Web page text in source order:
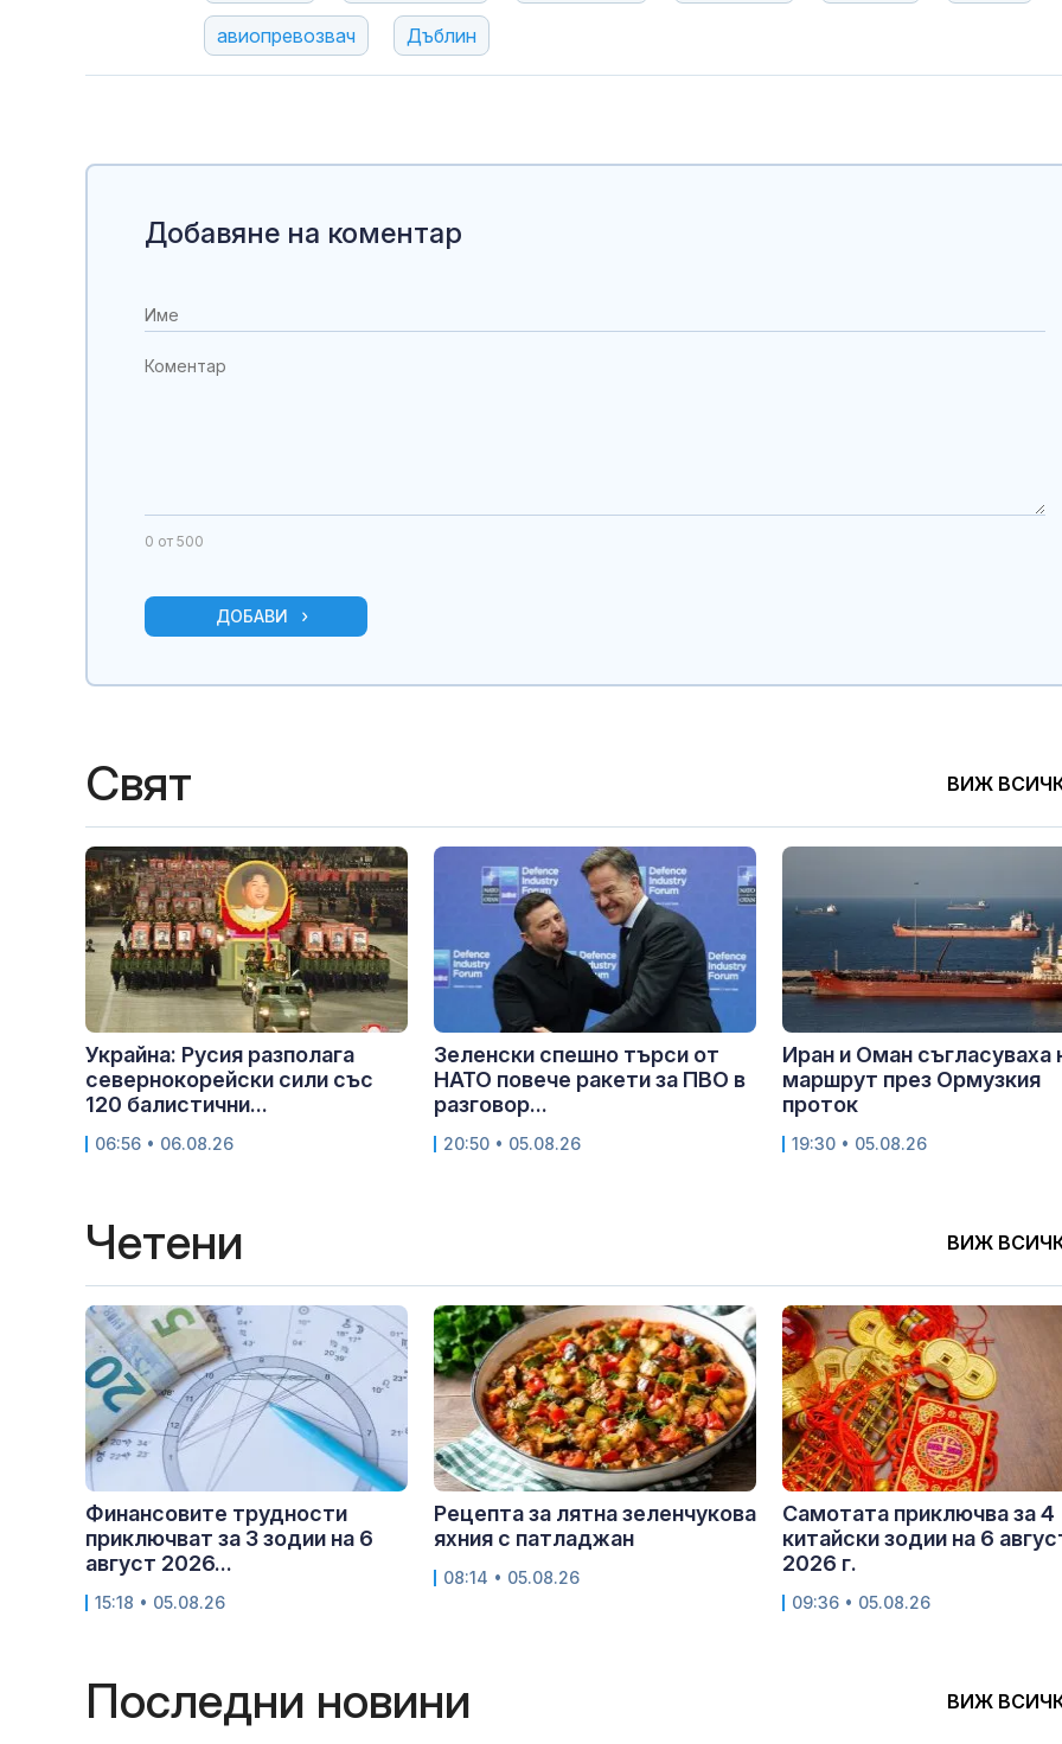
авиопревозвач Дъблин
Добавяне на коментар
0 от 500
ДОБАВИ
Свят ВИЖ
Украйна: Русия разполага
севернокорейски сили със
120 балистични...
06:56 • 06.08.26
Зеленски спешно търси от
НАТО повече ракети за ПВО в
разговор...
20:50 • 05.08.26
Иран и Оман съгласуваха
маршрут през Ормузкия
проток
19:30 • 05.08.26
Четени ВИЖ
Финансовите трудности
приключват за 3 зодии на 6
август 2026...
15:18 • 05.08.26
Рецепта за лятна зеленчукова
яхния с патладжан
08:14 • 05.08.26
Самотата приключва за 4
китайски зодии на 6
2026 г.
09:36 • 05.08.26
Последни новини ВИЖ